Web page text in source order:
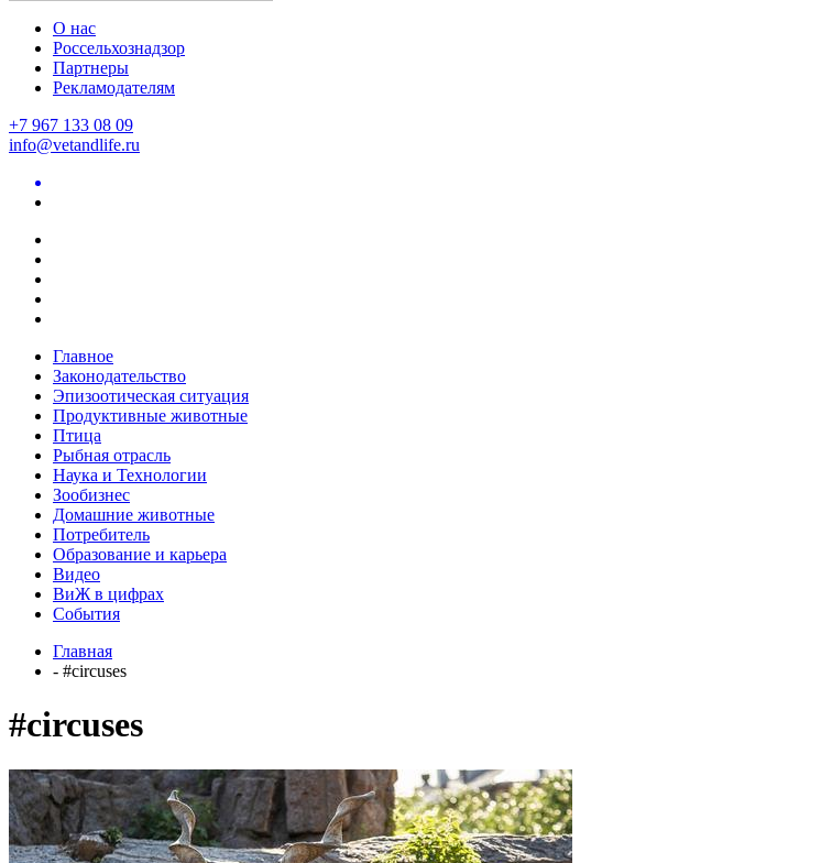
О нас
Россельхознадзор
Партнеры
Рекламодателям
+7 967 133 08 09
info@vetandlife.ru
Главное
Законодательство
Эпизоотическая ситуация
Продуктивные животные
Птица
Рыбная отрасль
Наука и Технологии
Зообизнес
Домашние животные
Потребитель
Образование и карьера
Видео
ВиЖ в цифрах
События
Главная
- #circuses
#circuses